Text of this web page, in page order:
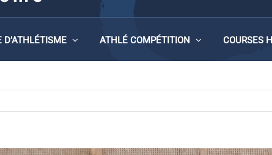
D’ATHLÉTISME ATHLÉ COMPÉTITION COURSES